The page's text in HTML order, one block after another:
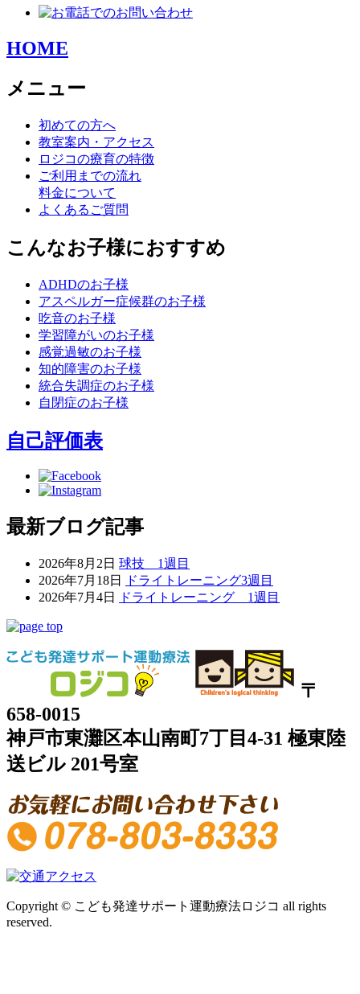
HOME
メニュー
初めての方へ
教室案内・アクセス
ロジコの療育の特徴
ご利用までの流れ
料金について
よくあるご質問
こんなお子様におすすめ
ADHDのお子様
アスペルガー症候群のお子様
吃音のお子様
学習障がいのお子様
感覚過敏のお子様
知的障害のお子様
統合失調症のお子様
自閉症のお子様
自己評価表
最新ブログ記事
2026年8月2日 球技 1週目
2026年7月18日
ドライトレーニング3週目
2026年7月4日
ドライトレーニング 1週目
〒
658-0015
神戸市東灘区本山南町7丁目4-31 極東陸
送ビル 201号室
Copyright © こども発達サポート運動療法ロジコ all rights
reserved.